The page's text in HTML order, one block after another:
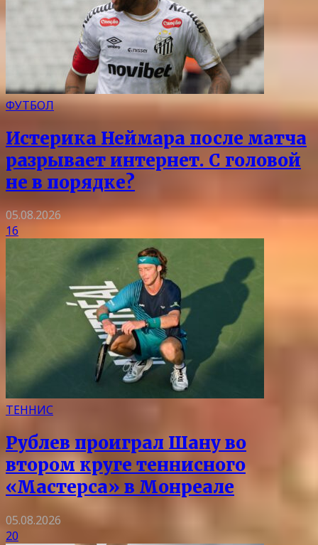
ФУТБОЛ
Истерика Неймара после матча
разрывает интернет. С головой
не в порядке?
05.08.2026
16
ТЕННИС
Рублев проиграл Шану во
втором круге теннисного
«Мастерса» в Монреале
05.08.2026
20